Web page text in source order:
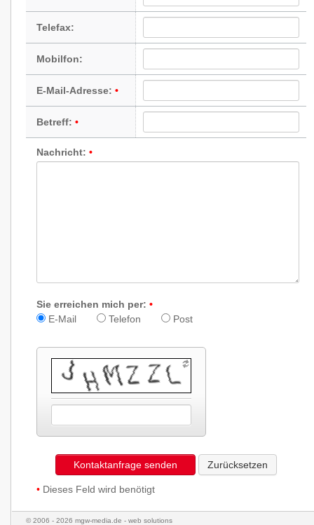
Telefax:
Mobilfon:
E-Mail-Adresse:
Betreff:
Nachricht:
Sie erreichen mich per:
E-Mail
Telefon Post
Kontaktanfrage senden Zurücksetzen
• Dieses Feld wird benötigt
© 2006 - 2026 mgw-media.de - web solutions